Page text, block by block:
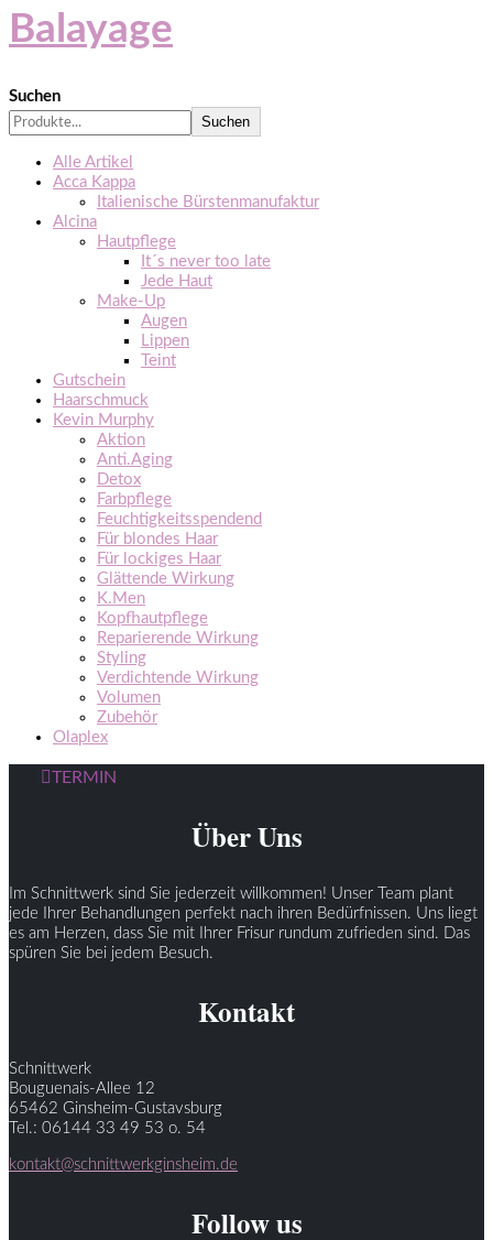
Balayage
Suchen
Suchen
Alle Artikel
Acca Kappa
Italienische Bürstenmanufaktur
Alcina
Hautpflege
It´s never too late
Jede Haut
Make-Up
Augen
Lippen
Teint
Gutschein
Haarschmuck
Kevin Murphy
Aktion
Anti.Aging
Detox
Farbpflege
Feuchtigkeitsspendend
Für blondes Haar
Für lockiges Haar
Glättende Wirkung
K.Men
Kopfhautpflege
Reparierende Wirkung
Styling
Verdichtende Wirkung
Volumen
Zubehör
Olaplex
TERMIN
Über Uns
Im Schnittwerk sind Sie jederzeit willkommen! Unser Team plant
jede Ihrer Behandlungen perfekt nach ihren Bedürfnissen. Uns liegt
es am Herzen, dass Sie mit Ihrer Frisur rundum zufrieden sind. Das
spüren Sie bei jedem Besuch.
Kontakt
Schnittwerk
Bouguenais-Allee 12
65462 Ginsheim-Gustavsburg
Tel.: 06144 33 49 53 o. 54
kontakt@schnittwerkginsheim.de
Follow us